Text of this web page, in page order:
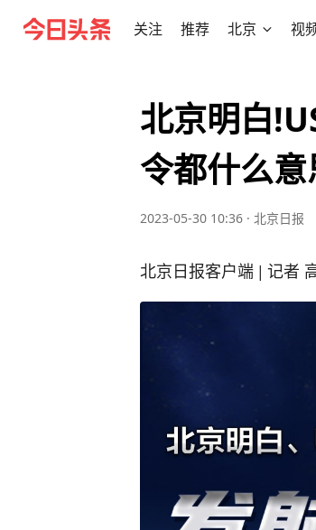
关注 推荐 北京 视
北京明白
令都什么
2023-05-30 10:36 · 北京日报
北京日报客户端 | 记者